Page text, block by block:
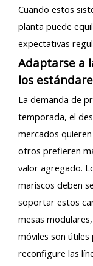
Cuando estos
planta puede
expectativas
Adaptarse a
los
La demanda de
temporada, el
mercados
otros prefieren
valor agregado.
mariscos deben
soportar estos
mesas
móviles son
reconfigure las